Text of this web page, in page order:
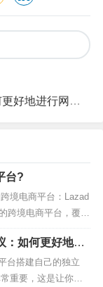
行网站优化？
台?
境电商平台：Lazad
跨境电商平台，覆盖
亚、印度尼西亚、
提供了广泛的商品
和买家。Shopee：
，也在东南亚多个
：如何更好地进
台搭建自己的独立
重要，这是让你的